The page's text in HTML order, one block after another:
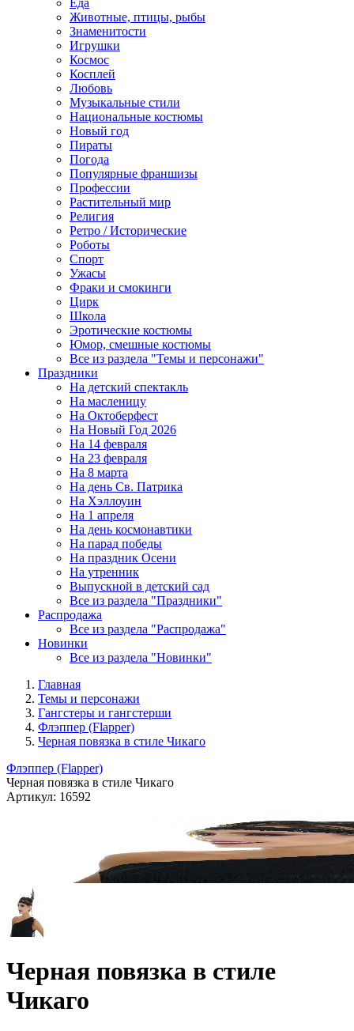
Еда
Животные, птицы, рыбы
Знаменитости
Игрушки
Космос
Косплей
Любовь
Музыкальные стили
Национальные костюмы
Новый год
Пираты
Погода
Популярные франшизы
Профессии
Растительный мир
Религия
Ретро / Исторические
Роботы
Спорт
Ужасы
Фраки и смокинги
Цирк
Школа
Эротические костюмы
Юмор, смешные костюмы
Все из раздела "Темы и персонажи"
Праздники
На детский спектакль
На масленицу
На Октоберфест
На Новый Год 2026
На 14 февраля
На 23 февраля
На 8 марта
На день Св. Патрика
На Хэллоуин
На 1 апреля
На день космонавтики
На парад победы
На праздник Осени
На утренник
Выпускной в детский сад
Все из раздела "Праздники"
Распродажа
Все из раздела "Распродажа"
Новинки
Все из раздела "Новинки"
Главная
Темы и персонажи
Гангстеры и гангстерши
Флэппер (Flapper)
Черная повязка в стиле Чикаго
Флэппер (Flapper)
Черная повязка в стиле Чикаго
Артикул: 16592
Черная повязка в стиле
Чикаго